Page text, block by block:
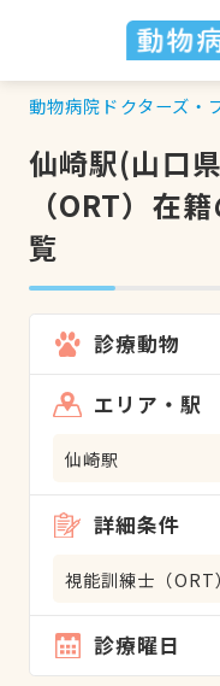
動物病院ドクターズ・
仙崎駅(山口
（ORT）在
覧
診療動物
エリア・駅
仙崎駅
詳細条件
視能訓練士（ORT
診療曜日